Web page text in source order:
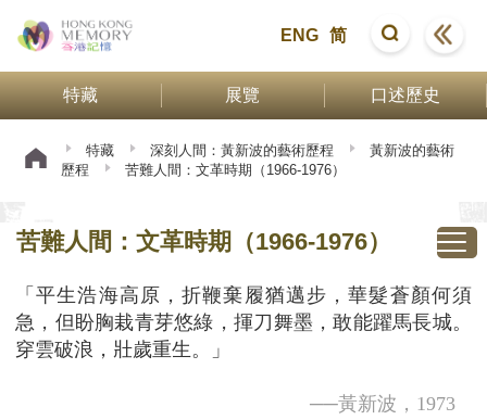
ENG 简
特藏 展覽 口述歷史
特藏 深刻人間：黃新波的藝術歷程
黃新波的藝術
歷程
苦難人間：文革時期（1966-1976）
苦難人間：文革時期（1966-1976）
「平生浩海高原，折鞭棄履猶邁步，華髮蒼顏何須
急，但盼胸栽青芽悠綠，揮刀舞墨，敢能躍馬長城。
穿雲破浪，壯歲重生。」
──黃新波， 1973